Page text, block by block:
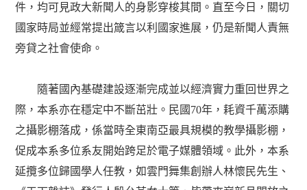
件，均可見政大新聞人的身影穿梭其間。直至今日，關切
國家時局並經常提出箴言以利國家進展，仍是新聞人責無
旁貸之社會使命。
隨著國內基礎建設逐漸完成並以經濟實力重回世界之
際，本系亦在穩定中不斷茁壯。民國70年，耗資千萬添購
之攝影棚落成，係當時全東南亞最具規模的教學攝影棚，
促成本系多位系友開始跨足於電子媒體領域。此外，本系
延攬多位歸國學人任教，如雲門舞集創辦人林懷民先生、